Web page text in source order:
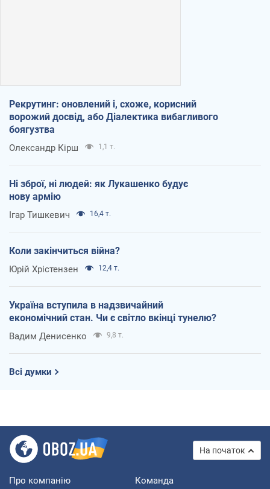
Рекрутинг: оновлений і, схоже, корисний
ворожий досвід, або Діалектика вибагливого
боягузтва
Олександр Кірш 1,1 т.
Ні зброї, ні людей: як Лукашенко будує
нову армію
Ігар Тишкевич 16,4 т.
Коли закінчиться війна?
Юрій Хрістензен 12,4 т.
Україна вступила в надзвичайний
економічний стан. Чи є світло вкінці тунелю?
Вадим Денисенко 9,8 т.
Всі думки
На початок
Про компанію Команда